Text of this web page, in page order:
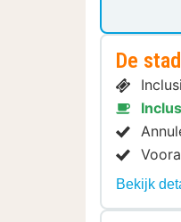
De
Bekijk